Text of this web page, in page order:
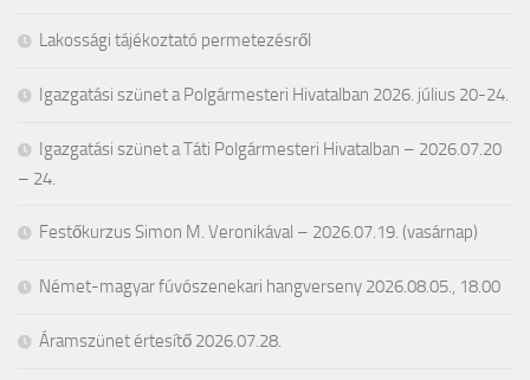
Lakossági tájékoztató permetezésről
Igazgatási szünet a Polgármesteri Hivatalban 2026. július 20-24.
Igazgatási szünet a Táti Polgármesteri Hivatalban – 2026.07.20
– 24.
Festőkurzus Simon M. Veronikával – 2026.07.19. (vasárnap)
Német-magyar fúvószenekari hangverseny 2026.08.05., 18.00
Áramszünet értesítő 2026.07.28.